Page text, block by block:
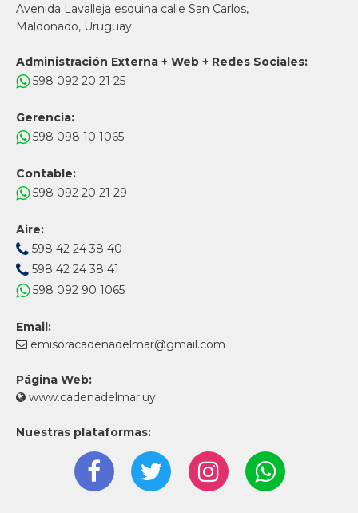
Avenida Lavalleja esquina calle San Carlos,
Maldonado, Uruguay.
Administración Externa + Web + Redes Sociales:
598 092 20 21 25
Gerencia:
598 098 10 1065
Contable:
598 092 20 21 29
Aire:
598 42 24 38 40
598 42 24 38 41
598 092 90 1065
Email:
emisoracadenadelmar@gmail.com
Página Web:
www.cadenadelmar.uy
Nuestras plataformas: